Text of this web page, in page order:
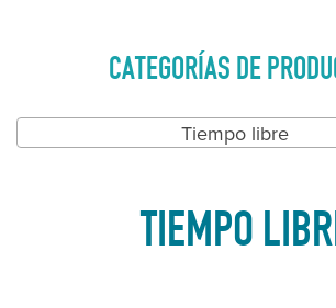
CATEGORÍAS DE
Tiempo libre
TIEMPO